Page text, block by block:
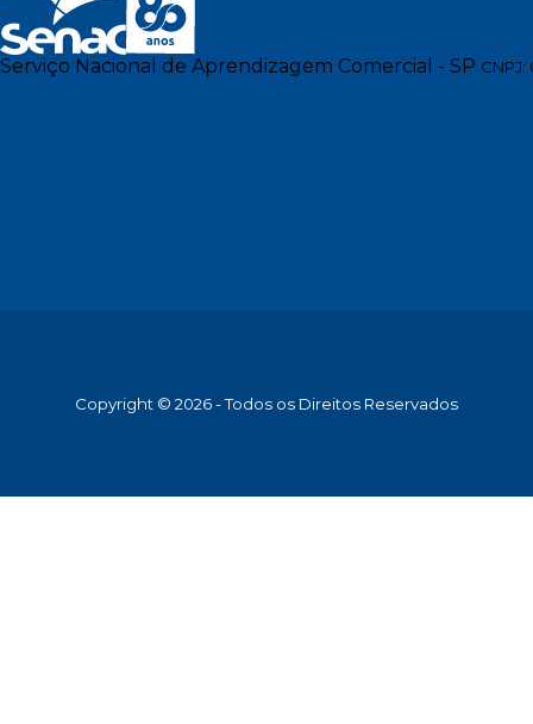
Serviço Nacional de Aprendizagem Comercial - SP
Copyright © 2026 - Todos os Direitos Reservados